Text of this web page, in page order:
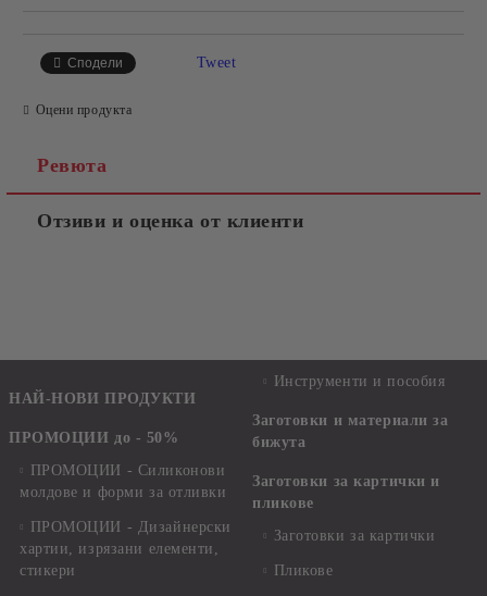
Сподели Tweet
Оцени продукта
Ревюта
Отзиви и оценка от клиенти
НАЙ-НОВИ ПРОДУКТИ
ПРОМОЦИИ до - 50%
ПРОМОЦИИ - Силиконови
молдове и форми за отливки
ПРОМОЦИИ - Дизайнерски
хартии, изрязани елементи,
стикери
Инструменти и пособия
Заготовки и материали за
бижута
Заготовки за картички и
пликове
Заготовки за картички
Пликове